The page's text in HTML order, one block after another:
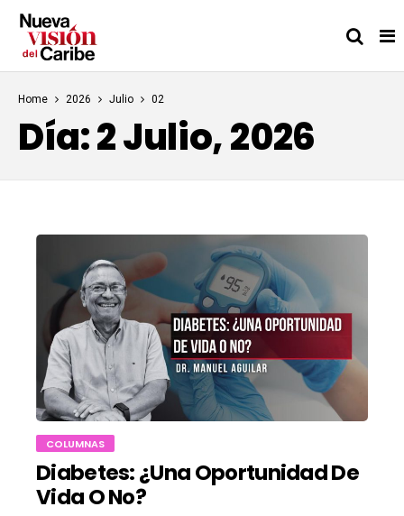
Home 2026 Julio 02
Día:2 Julio, 2026
COLUMNAS
Diabetes: ¿una Oportunidad De
Vida O No?